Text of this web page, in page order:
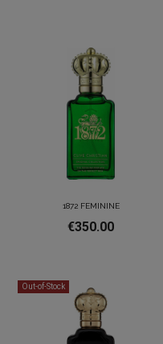
1872 FEMININE
€350.00
Out-of-Stock